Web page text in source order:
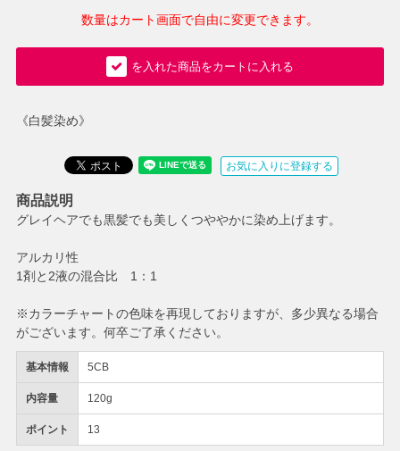
《白髪染め》
基本情報 5CB
内容量 120g
ポイント 13
数量はカート画面で自由に変更できます。
を入れた商品をカートに入れる
お気に入りに登録する
商品説明
グレイヘアでも黒髪でも美しくつややかに染め上げます。
アルカリ性
1剤と2液の混合比 1：1
※カラーチャートの色味を再現しておりますが、多少異なる場合
がございます。何卒ご了承ください。